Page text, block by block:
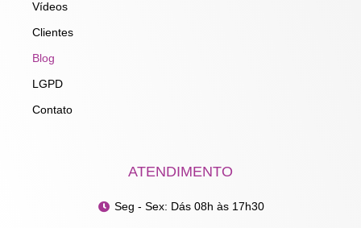
Vídeos
Clientes
Blog
LGPD
Contato
ATENDIMENTO
Seg - Sex: Dás 08h às 17h30